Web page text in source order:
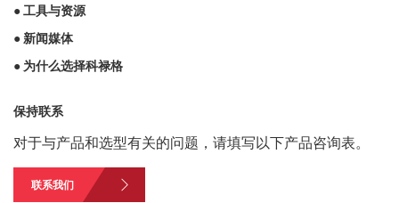
● 工具与资源
● 新闻媒体
● 为什么选择科禄格
保持联系
对于与产品和选型有关的问题，请填写以下产品咨询表。
联系我们